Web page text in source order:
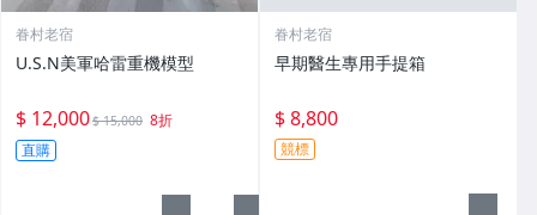
眷村老宿
U.S.N美軍哈雷重機模型
$ 12,000$ 15,000 8折
直購
眷村老宿
早期醫生專用手提箱
$ 8,800
競標